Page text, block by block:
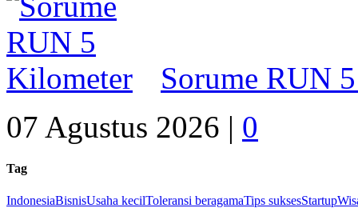
Sorume RUN
07 Agustus 2026 | 0
Tag
IndonesiaBisnisUsaha kecilToleransi beragamaTips suksesStartup